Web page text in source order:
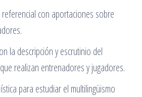
con aportaciones sobre
la descripción y escrutinio del
realizan entrenadores y jugadores.
para estudiar el multilingüismo